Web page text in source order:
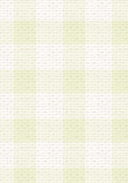
社は事前に会
3.前項の定め
意を 得ること
づき選定した
できるものと
契約を締結し
の注意をもっ
a.本サービス
b.会員からの